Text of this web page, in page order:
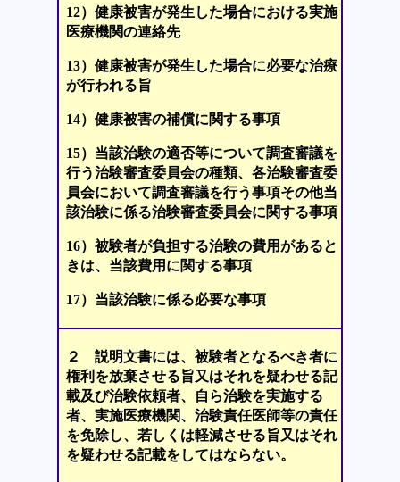
12）健康被害が発生した場合における実施
医療機関の連絡先
13）健康被害が発生した場合に必要な治療
が行われる旨
14）健康被害の補償に関する事項
15）当該治験の適否等について調査審議を
行う治験審査委員会の種類、各治験審査委
員会において調査審議を行う事項その他当
該治験に係る治験審査委員会に関する事項
16）被験者が負担する治験の費用があると
きは、当該費用に関する事項
17）当該治験に係る必要な事項
２ 説明文書には、被験者となるべき者に
権利を放棄させる旨又はそれを疑わせる記
載及び治験依頼者、自ら治験を実施する
者、実施医療機関、治験責任医師等の責任
を免除し、若しくは軽減させる旨又はそれ
を疑わせる記載をしてはならない。